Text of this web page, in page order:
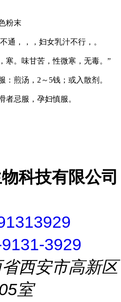
粉末
通，，，妇女乳汁不行，。
寒。味甘苦，性微寒，无毒。 ”
：煎汤， 2～5钱；或入散剂。
者忌服，孕妇慎服。
科技有限公司
3929
西安市高新区
室